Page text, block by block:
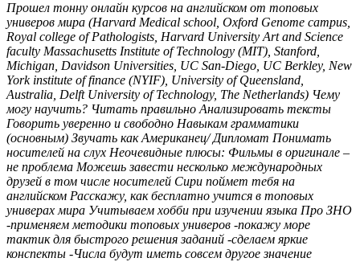
Прошел тонну онлайн курсов на английском от топовых
универов мира (Harvard Medical school, Oxford Genome campus,
Royal college of Pathologists, Harvard University Art and Science
faculty Massachusetts Institute of Technology (MIT), Stanford,
Michigan, Davidson Universities, UC San-Diego, UC Berkley, New
York institute of finance (NYIF), University of Queensland,
Australia, Delft University of Technology, The Netherlands) Чему
могу научить? Читать правильно Анализировать тексты
Говорить уверенно и свободно Навыкам грамматики
(основным) Звучать как Американец/ Дипломат Понимать
носителей на слух Неочевидные плюсы: Фильмы в оригинале –
не проблема Можешь завести несколько международных
друзей в том числе носителей Сири поймет тебя на
английском Расскажу, как бесплатно учится в топовых
универах мира Учитываем хобби при изучении языка Про ЗНО
-применяем методики топовых универов -покажу море
тактик для быстрого решения заданий -сделаем яркие
конспекты -Числа будут иметь совсем другое значение